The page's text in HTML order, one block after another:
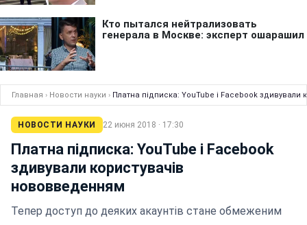
Главная › Новости науки › Платна підписка: YouTube і Facebook
НОВОСТИ НАУКИ 22 июня 2018 · 17:30
Платна підписка: YouTube і Facebook
здивували користувачів
нововведенням
Тепер доступ до деяких акаунтів стане обмеженим